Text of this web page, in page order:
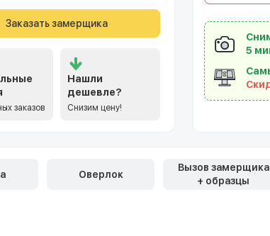
Заказать замерщика
заказов
Нашли
дешевле?
Снизим цену!
5
Оверлок
Вызов замерщика
+ образцы